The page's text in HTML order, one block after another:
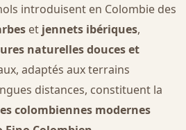
introduisent en Colombie des
et jennets ibériques,
naturelles douces et
adaptés aux terrains
distances, constituent la
colombiennes modernes